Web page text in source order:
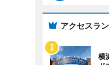
アクセスラ
横